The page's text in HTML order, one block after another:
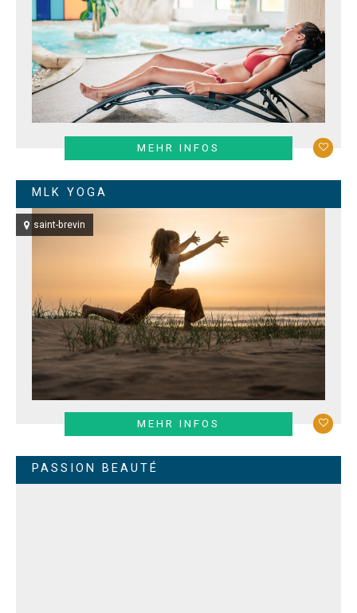
MEHR INFOS
MLK YOGA
saint-brevin
MEHR INFOS
PASSION BEAUTÉ